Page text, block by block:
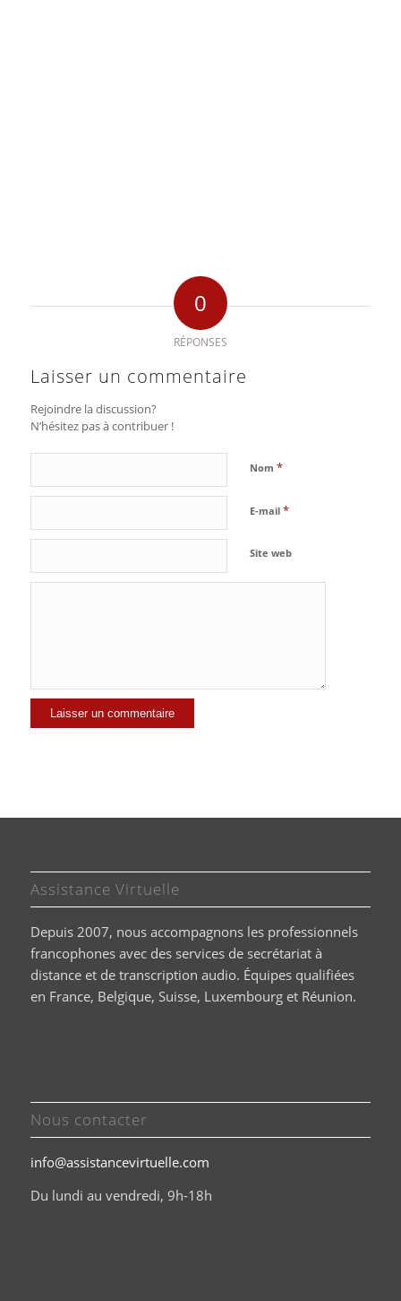
0
RÉPONSES
Laisser un commentaire
Rejoindre la discussion?
N’hésitez pas à contribuer !
Nom *
E-mail *
Site web
Assistance Virtuelle
Depuis 2007, nous accompagnons les professionnels
francophones avec des services de secrétariat à
distance et de transcription audio. Équipes qualifiées
en France, Belgique, Suisse, Luxembourg et Réunion.
Nous contacter
info@assistancevirtuelle.com
Du lundi au vendredi, 9h-18h